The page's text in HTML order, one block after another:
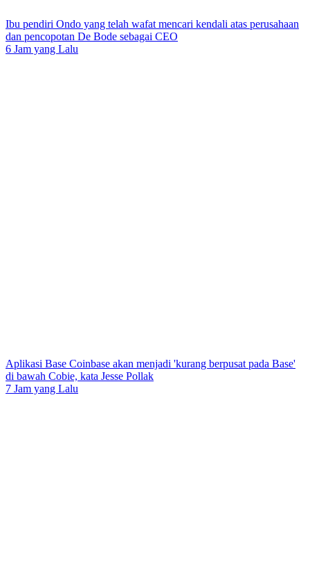
Ibu pendiri Ondo yang telah wafat mencari kendali atas perusahaan
dan pencopotan De Bode sebagai CEO
6 Jam yang Lalu
Aplikasi Base Coinbase akan menjadi 'kurang berpusat pada Base'
di bawah Cobie, kata Jesse Pollak
7 Jam yang Lalu